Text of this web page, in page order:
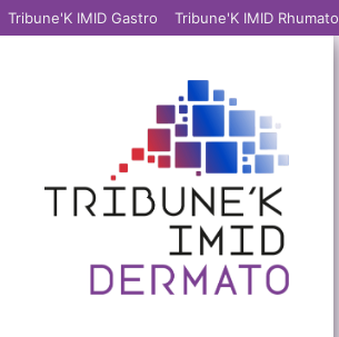
Tribune'K IMID Gastro Tribune'K IMID Rhumato